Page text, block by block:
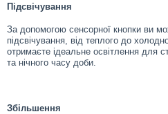
Підсвічування
За допомогою сенсорної кнопки ви
підсвічування, від теплого до
отримаєте ідеальне освітлення для
та нічного часу доби.
Збільшення